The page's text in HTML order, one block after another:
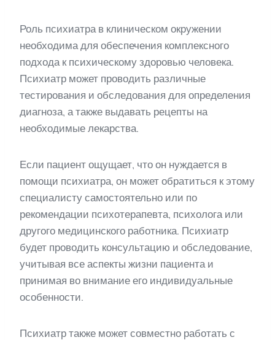
Роль психиатра в клиническом окружении
необходима для обеспечения комплексного
подхода к психическому здоровью человека.
Психиатр может проводить различные
тестирования и обследования для определения
диагноза, а также выдавать рецепты на
необходимые лекарства.
Если пациент ощущает, что он нуждается в
помощи психиатра, он может обратиться к этому
специалисту самостоятельно или по
рекомендации психотерапевта, психолога или
другого медицинского работника. Психиатр
будет проводить консультацию и обследование,
учитывая все аспекты жизни пациента и
принимая во внимание его индивидуальные
особенности.
Психиатр также может совместно работать с